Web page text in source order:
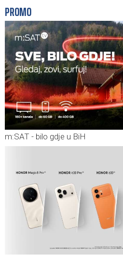
PROMO
m:SAT - bilo gdje u BiH